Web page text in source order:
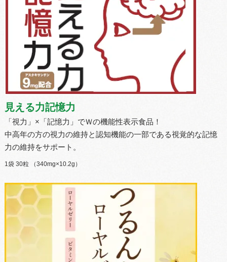
見える力記憶力
「視力」×「記憶力」でＷの機能性表示食品！
中高年の方の視力の維持と認知機能の一部である視覚的な記憶
力の維持をサポート。
1袋 30粒 （340mg×10.2g）